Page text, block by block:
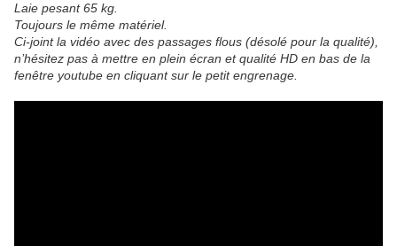
Laie pesant 65 kg.
Toujours le même matériel.
Ci-joint la vidéo avec des passages flous (désolé pour la qualité),
n’hésitez pas à mettre en plein écran et qualité HD en bas de la
fenêtre youtube en cliquant sur le petit engrenage.